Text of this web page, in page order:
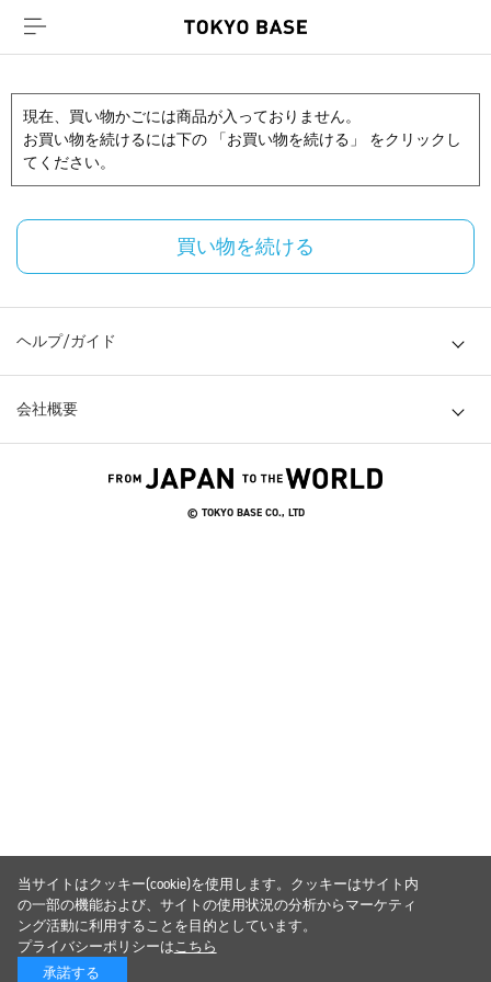
現在、買い物かごには商品が入っておりません。
お買い物を続けるには下の 「お買い物を続ける」 をクリックし
てください。
買い物を続ける
ヘルプ/ガイド
会社概要
© TOKYO BASE CO., LTD
当サイトはクッキー(cookie)を使用します。クッキーはサイト内
の一部の機能および、サイトの使用状況の分析からマーケティ
ング活動に利用することを目的としています。
プライバシーポリシーはこちら
承諾する